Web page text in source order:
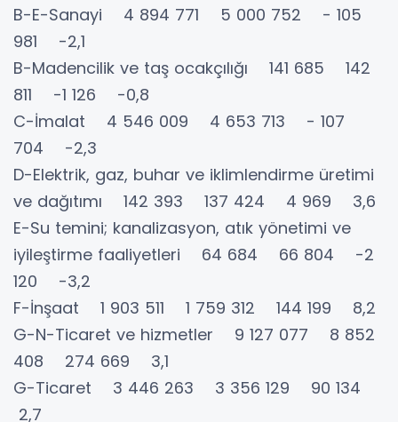
B-E-Sanayi 4 894 771 5 000 752 - 105
981 -2,1
B-Madencilik ve taş ocakçılığı 141 685 142
811 -1 126 -0,8
C-İmalat 4 546 009 4 653 713 - 107
704 -2,3
D-Elektrik, gaz, buhar ve iklimlendirme üretimi
ve dağıtımı 142 393 137 424 4 969 3,6
E-Su temini; kanalizasyon, atık yönetimi ve
iyileştirme faaliyetleri 64 684 66 804 -2
120 -3,2
F-İnşaat 1 903 511 1 759 312 144 199 8,2
G-N-Ticaret ve hizmetler 9 127 077 8 852
408 274 669 3,1
G-Ticaret 3 446 263 3 356 129 90 134
2,7